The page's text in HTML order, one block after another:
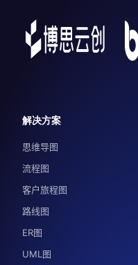
解决方案
思维导图
流程图
客户旅程图
路线图
ER图
UML图